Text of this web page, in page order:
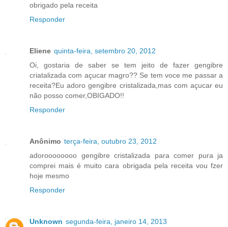
obrigado pela receita
Responder
Eliene quinta-feira, setembro 20, 2012
Oi, gostaria de saber se tem jeito de fazer gengibre
criatalizada com açucar magro?? Se tem voce me passar a
receita?Eu adoro gengibre cristalizada,mas com açucar eu
não posso comer,OBIGADO!!
Responder
Anônimo terça-feira, outubro 23, 2012
adoroooooooo gengibre cristalizada para comer pura ja
comprei mais é muito cara obrigada pela receita vou fzer
hoje mesmo
Responder
Unknown segunda-feira, janeiro 14, 2013